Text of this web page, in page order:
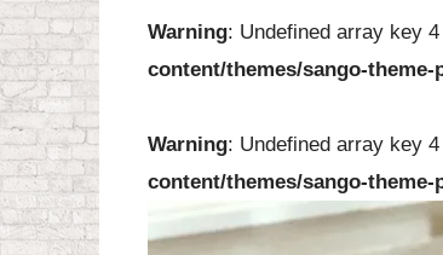
Warning: Undefined array key
content/themes/sango-
Warning: Undefined array key
content/themes/sango-